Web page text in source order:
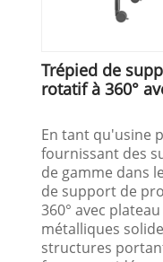
Trépied de
rotatif à 360°
En tant qu'usine
fournissant des
de gamme dans
de support de
360° avec
métalliques
structures